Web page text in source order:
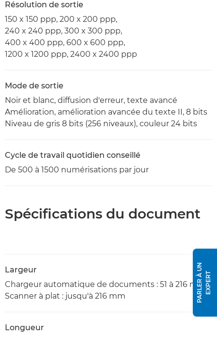
Résolution de sortie
150 x 150 ppp, 200 x 200 ppp,
240 x 240 ppp, 300 x 300 ppp,
400 x 400 ppp, 600 x 600 ppp,
1200 x 1200 ppp, 2400 x 2400 ppp
Mode de sortie
Noir et blanc, diffusion d'erreur, texte avancé
Amélioration, amélioration avancée du texte II, 8 bits
Niveau de gris 8 bits (256 niveaux), couleur 24 bits
Cycle de travail quotidien conseillé
De 500 à 1500 numérisations par jour
Spécifications du document
Largeur
Chargeur automatique de documents : 51 à 216 mm
Scanner à plat : jusqu'à 216 mm
Longueur
P
A
R
L
E
R
À
U
N
E
X
P
E
RT